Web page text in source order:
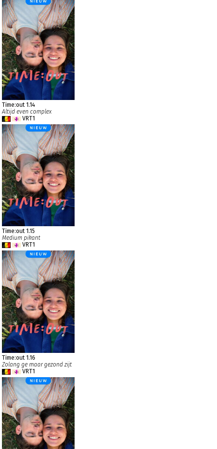
Time:out 1.14
Altijd even complex
VRT1
Time:out 1.15
Medium pikant
VRT1
Time:out 1.16
Zolang ge maar gezond zijt
VRT1